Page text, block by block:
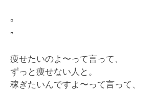
▫️
▫️
痩せたいのよ〜って言って、
ずっと痩せない人と。
稼ぎたいんですよ〜って言って、